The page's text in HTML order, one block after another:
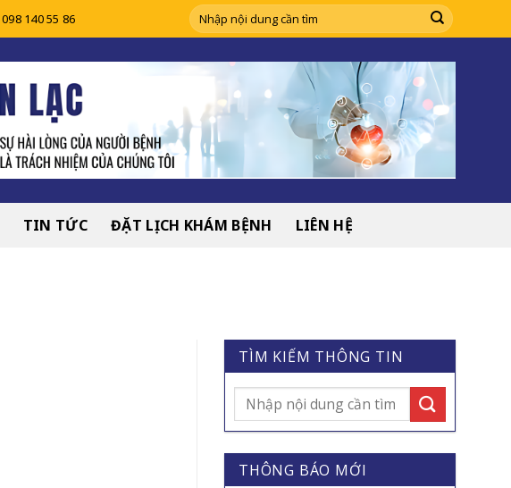
098 140 55 86
TIN TỨC ĐẶT LỊCH KHÁM BỆNH LIÊN HỆ
TÌM KIẾM THÔNG TIN
THÔNG BÁO MỚI